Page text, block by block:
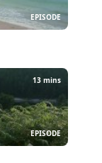
EPISODE
13 mins
EPISODE